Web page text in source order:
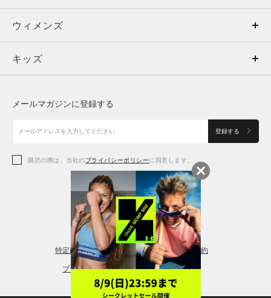
ウィメンズ
キッズ
アクセサリー
トップス
ボトムス
アクセサリー
ウィメンズ
トップス
シューズ
アクセサリー
レギンス＆タイツ
キッズ
シューズ
メールマガジンに登録する
登録する
購読の際は、当社のプライバシーポリシーに同意します。
特定商取引法に基づく通販の表記 会員規約
プライバシーポリシー